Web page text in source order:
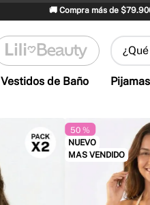
🚚 Compra más de
Vestidos de Baño Pijamas
50 %
NUEVO
MAS VENDIDO